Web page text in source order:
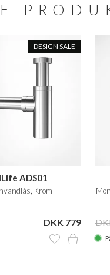
DESIGN SALE
ADS01
Krom
DKK 779